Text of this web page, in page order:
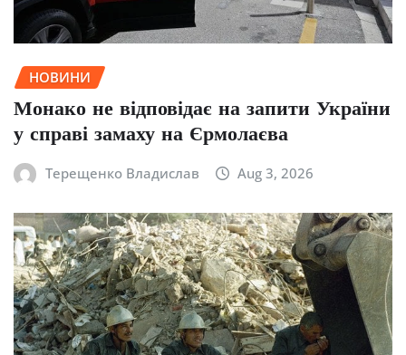
НОВИНИ
Монако не відповідає на запити України
у справі замаху на Єрмолаєва
Терещенко Владислав Aug 3, 2026